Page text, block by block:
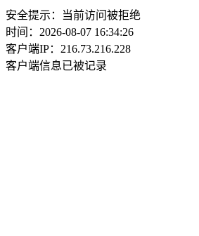
安全提示：当前访问被拒绝
时间：2026-08-07 16:34:26
客户端IP：216.73.216.228
客户端信息已被记录